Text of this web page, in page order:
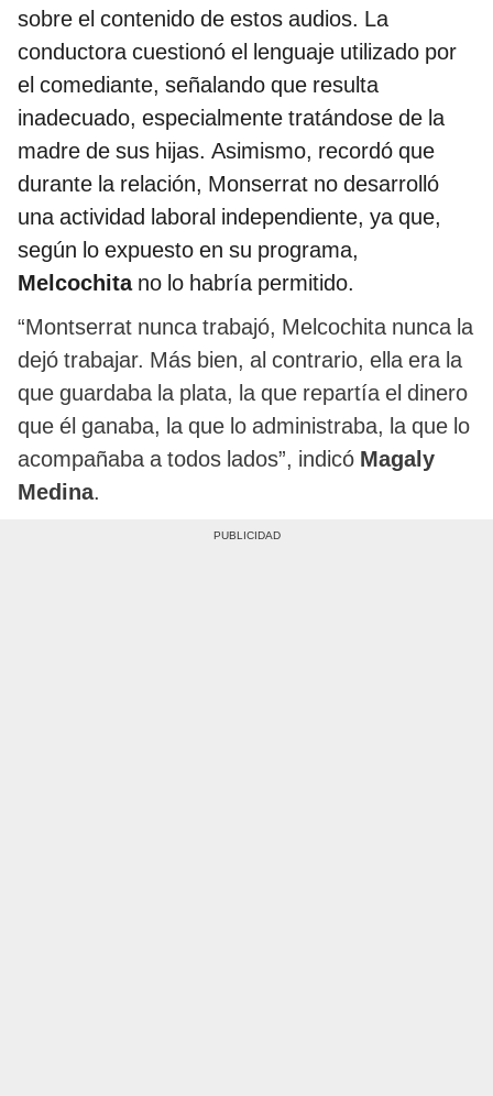
sobre el contenido de estos audios. La
conductora cuestionó el lenguaje utilizado por
el comediante, señalando que resulta
inadecuado, especialmente tratándose de la
madre de sus hijas. Asimismo, recordó que
durante la relación, Monserrat no desarrolló
una actividad laboral independiente, ya que,
según lo expuesto en su programa,
Melcochita no lo habría permitido.
“Montserrat nunca trabajó, Melcochita nunca la
dejó trabajar. Más bien, al contrario, ella era la
que guardaba la plata, la que repartía el dinero
que él ganaba, la que lo administraba, la que lo
acompañaba a todos lados”, indicó Magaly
Medina.